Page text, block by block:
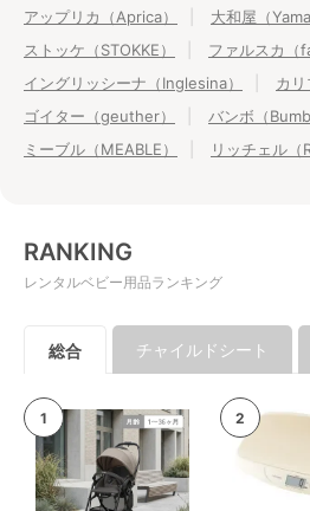
アップリカ（Aprica）
大和屋（
ストッケ（STOKKE）
ファルスカ（
イングリッシーナ（Inglesina）
カリ
ゴイター（geuther）
バンボ（
ミーブル（MEABLE）
リッチェル（
RANKING
レンタルベビー用品ランキング
総合 チャイルドシート